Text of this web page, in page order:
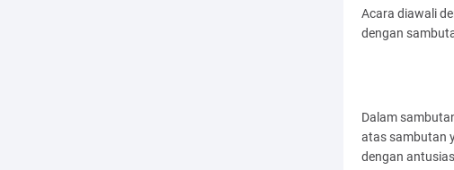
Acara diawali
dengan
Dalam
atas sambutan
dengan